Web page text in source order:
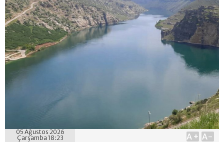
05 Ağustos 2026
Çarşamba 18:23
A+ A-